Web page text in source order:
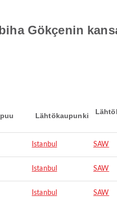
Gökçenin
Lähtökaupunki
Istanbul SAW
Istanbul SAW
Istanbul SAW